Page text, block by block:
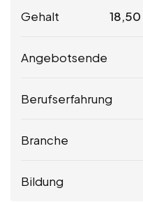
Gehalt 18,50
Angebotsende
Berufserfahrung
Branche
Bildung